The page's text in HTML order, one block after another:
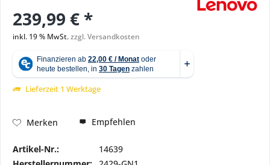
239,99 € *
inkl. 19 % MwSt.zzgl. Versandkosten
Lieferzeit 1 Werktage
Merken Empfehlen
Artikel-Nr.:
14639